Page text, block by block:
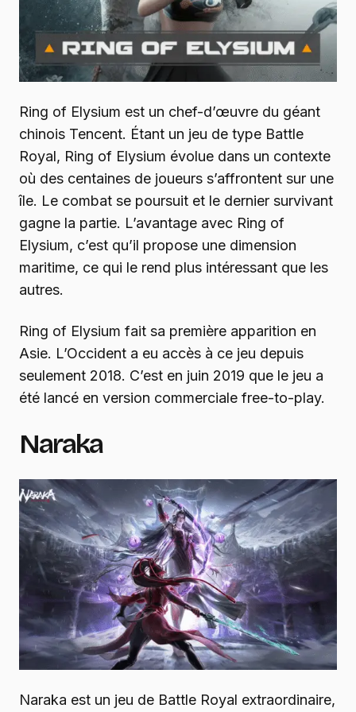
Ring of Elysium est un chef-d’œuvre du géant
chinois Tencent. Étant un jeu de type Battle
Royal, Ring of Elysium évolue dans un contexte
où des centaines de joueurs s’affrontent sur une
île. Le combat se poursuit et le dernier survivant
gagne la partie. L’avantage avec Ring of
Elysium, c’est qu’il propose une dimension
maritime, ce qui le rend plus intéressant que les
autres.
Ring of Elysium fait sa première apparition en
Asie. L’Occident a eu accès à ce jeu depuis
seulement 2018. C’est en juin 2019 que le jeu a
été lancé en version commerciale free-to-play.
Naraka
Naraka est un jeu de Battle Royal extraordinaire,